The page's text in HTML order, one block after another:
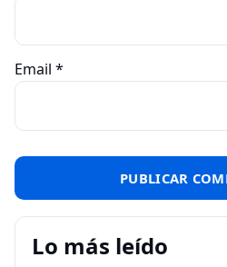
Email *
Lo más leído